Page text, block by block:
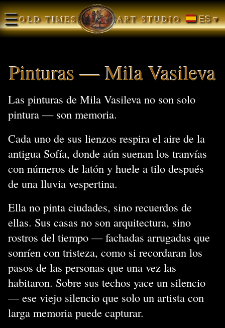
☰OLD TIMES ART STUDIO ES ▾
Pinturas — Mila Vasileva
Las pinturas de Mila Vasileva no son solo
pintura — son memoria.
Cada uno de sus lienzos respira el aire de la
antigua Sofía, donde aún suenan los tranvías
con números de latón y huele a tilo después
de una lluvia vespertina.
Ella no pinta ciudades, sino recuerdos de
ellas. Sus casas no son arquitectura, sino
rostros del tiempo — fachadas arrugadas que
sonríen con tristeza, como si recordaran los
pasos de las personas que una vez las
habitaron. Sobre sus techos yace un silencio
— ese viejo silencio que solo un artista con
larga memoria puede capturar.